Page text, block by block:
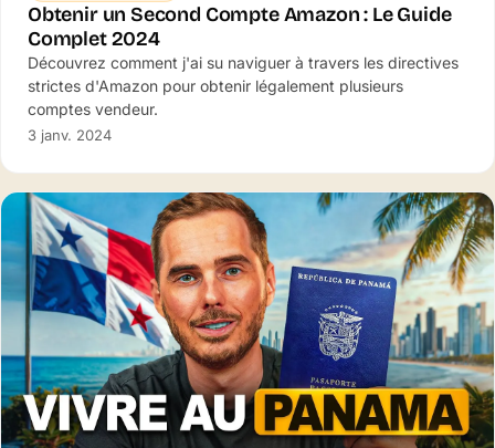
Obtenir un Second Compte Amazon : Le Guide
Complet 2024
Découvrez comment j'ai su naviguer à travers les directives
strictes d'Amazon pour obtenir légalement plusieurs
comptes vendeur.
3 janv. 2024